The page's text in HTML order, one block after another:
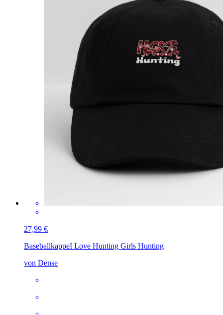
27,99 €
BaseballkappeI Love Hunting Girls Hunting
von Dense